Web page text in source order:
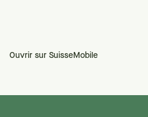
Ouvrir sur SuisseMobile